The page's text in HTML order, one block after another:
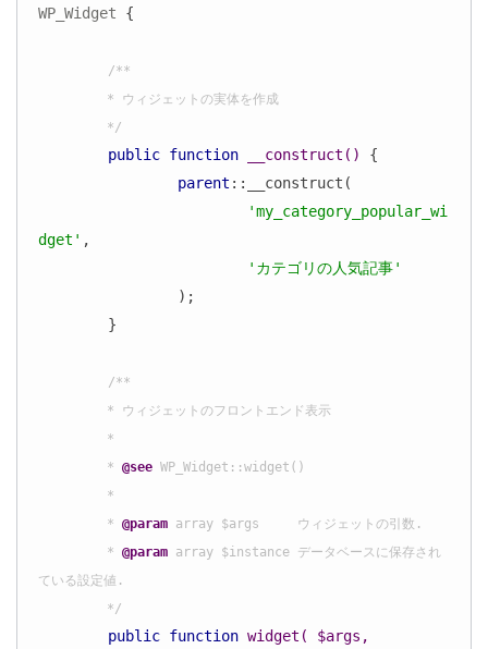
WP_Widget
{
/**
	 */
public function __construct ()
{
parent ::__construct(
'my_category_popular_wi
dget' ,
'カテゴリの人気記事'
/**
	 *
@see WP_Widget::widget()
	 *
@param array $args     ウィジェットの引数.
	 *
@param array $instance データベースに保存され
ている設定値.
	 */
public function widget ( $args,